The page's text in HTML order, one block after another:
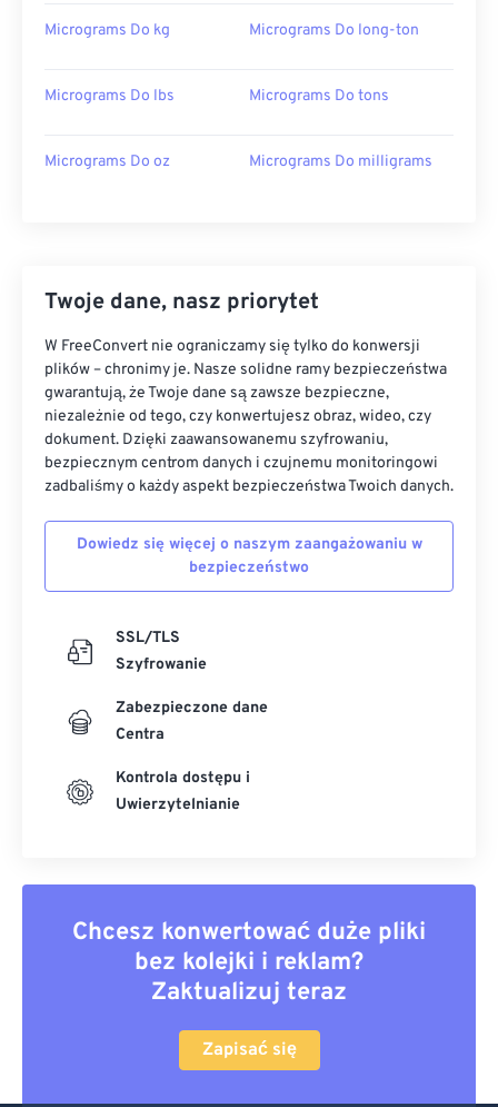
Micrograms Do kg Micrograms Do long-ton
Micrograms Do lbs Micrograms Do tons
Micrograms Do oz Micrograms Do milligrams
Twoje dane, nasz priorytet
W FreeConvert nie ograniczamy się tylko do konwersji
plików – chronimy je. Nasze solidne ramy bezpieczeństwa
gwarantują, że Twoje dane są zawsze bezpieczne,
niezależnie od tego, czy konwertujesz obraz, wideo, czy
dokument. Dzięki zaawansowanemu szyfrowaniu,
bezpiecznym centrom danych i czujnemu monitoringowi
zadbaliśmy o każdy aspekt bezpieczeństwa Twoich danych.
Dowiedz się więcej o naszym zaangażowaniu w
bezpieczeństwo
SSL/TLS
Szyfrowanie
Zabezpieczone dane
Centra
Kontrola dostępu i
Uwierzytelnianie
Chcesz konwertować duże pliki
bez kolejki i reklam?
Zaktualizuj teraz
Zapisać się